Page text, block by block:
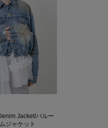
Jacket/バルー
ジャケット